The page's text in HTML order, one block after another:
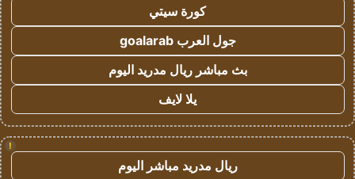
كورة سيتي
جول العرب goalarab
بث مباشر ريال مدريد اليوم
يلا لايف
!
ريال مدريد مباشر اليوم